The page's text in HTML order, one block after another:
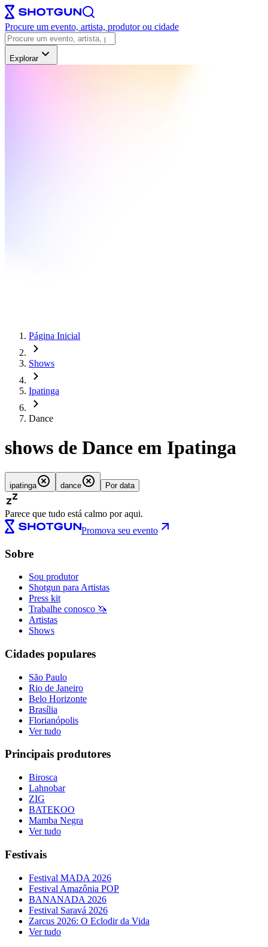
Procure um evento, artista, produtor ou cidade
Explorar
Página Inicial
Shows
Ipatinga
Dance
shows de Dance em Ipatinga
ipatinga dance Por data
Parece que tudo está calmo por aqui.
Promova seu evento
Sobre
Sou produtor
Shotgun para Artistas
Press kit
Trabalhe conosco 🦄
Artistas
Shows
Cidades populares
São Paulo
Rio de Janeiro
Belo Horizonte
Brasília
Florianópolis
Ver tudo
Principais produtores
Birosca
Lahnobar
ZIG
BATEKOO
Mamba Negra
Ver tudo
Festivais
Festival MADA 2026
Festival Amazônia POP
BANANADA 2026
Festival Saravá 2026
Zarcus 2026: O Eclodir da Vida
Ver tudo